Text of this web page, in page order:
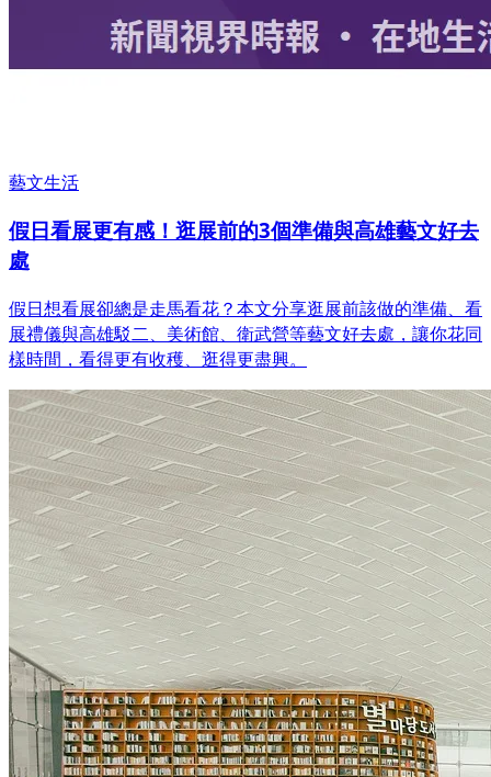
藝文生活
假日看展更有感！逛展前的3個準備與高雄藝文好去
處
假日想看展卻總是走馬看花？本文分享逛展前該做的準備、看
展禮儀與高雄駁二、美術館、衛武營等藝文好去處，讓你花同
樣時間，看得更有收穫、逛得更盡興。